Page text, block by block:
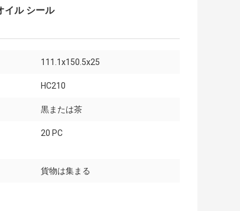
イル シール
111.1x150.5x25
HC210
黒または茶
20 PC
貨物は集まる